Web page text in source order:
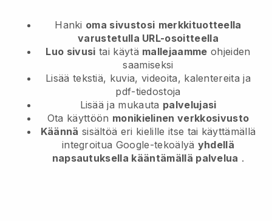
Hanki oma sivustosi merkkituotteella
varustetulla URL-osoitteella
Luo sivusi tai käytä mallejaamme ohjeiden
saamiseksi
Lisää tekstiä, kuvia, videoita, kalentereita ja
pdf-tiedostoja
Lisää ja mukauta palvelujasi
Ota käyttöön monikielinen verkkosivusto
Käännä sisältöä eri kielille itse tai käyttämällä
integroitua Google-tekoälyä yhdellä
napsautuksella kääntämällä palvelua .